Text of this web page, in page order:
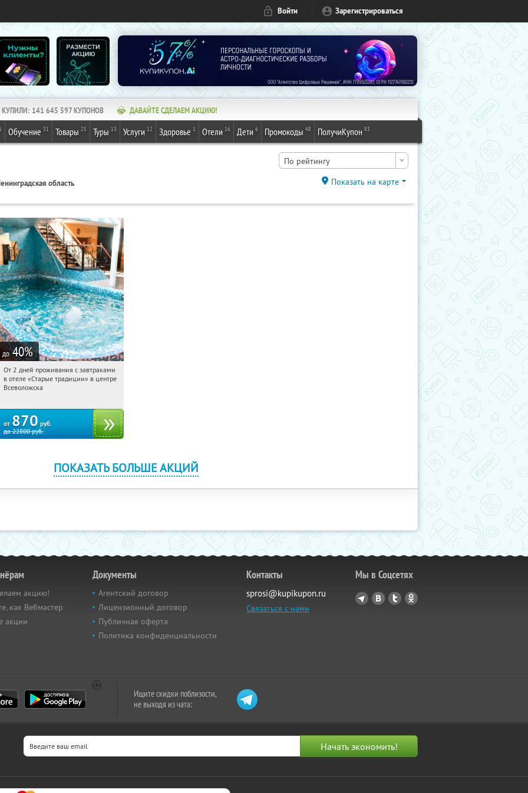
Войти Зарегистрироваться
КУПИЛИ: 141 645 597КУПОНОВ ДАВАЙТЕ СДЕЛАЕМ АКЦИЮ!
1 Обучение 31 Товары 25 Туры 13 Услуги 12 Здоровье 1 Отели 16 Дети 6 Промокоды 48 ПолучиКупон 83
По рейтингу
область Показать на карте
до 40%
06:53:13 Купили:123
Ленинградская обл., г. Всеволожск, ул.
От 2 дней проживания с завтраками
в отеле «Старые традиции» в центре
Всеволожска
от 870 руб.
до22800руб.
ПОКАЗАТЬ БОЛЬШЕ АКЦИЙ
акцию!
как Вебмастер
акции
Документы
Агентский договор
Лицензионный договор
Публичная оферта
Политика конфиденциальности
Контакты
sprosi@kupikupon.ru
Связаться с нами
Мы в Соцсетях
Ищите скидки поблизости,
не выходя из чата: